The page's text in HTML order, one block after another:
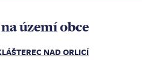
území obce
NAD ORLICÍ